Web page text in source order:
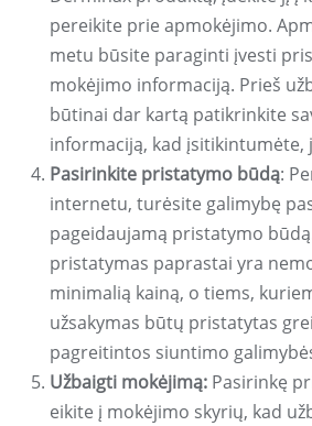
pereikite prie apmokėjimo.
metu būsite paraginti įvesti
mokėjimo informaciją. Prieš
būtinai dar kartą patikrinkite
informaciją, kad įsitikintumėte,
Pasirinkite pristatymo būdą:
internetu, turėsite galimybę
pageidaujamą pristatymo
pristatymas paprastai yra
minimalią kainą, o tiems,
užsakymas būtų pristatytas
pagreitintos siuntimo
Užbaigti mokėjimą: Pasirinkę
eikite į mokėjimo skyrių, kad